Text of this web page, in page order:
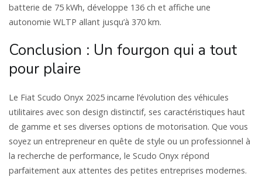
batterie de 75 kWh, développe 136 ch et affiche une
autonomie WLTP allant jusqu’à 370 km.
Conclusion : Un fourgon qui a tout
pour plaire
Le Fiat Scudo Onyx 2025 incarne l’évolution des véhicules
utilitaires avec son design distinctif, ses caractéristiques haut
de gamme et ses diverses options de motorisation. Que vous
soyez un entrepreneur en quête de style ou un professionnel à
la recherche de performance, le Scudo Onyx répond
parfaitement aux attentes des petites entreprises modernes.